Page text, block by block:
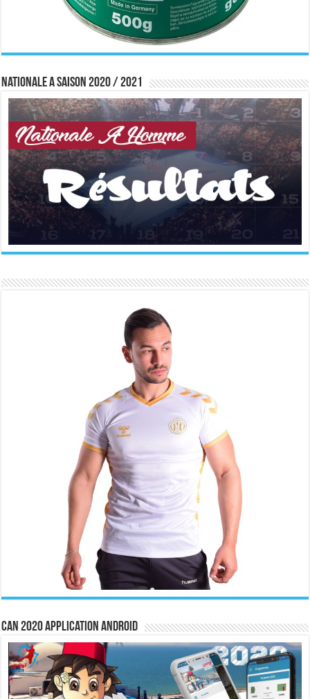
Nationale A saison 2020 / 2021
CAN 2020 Application Android